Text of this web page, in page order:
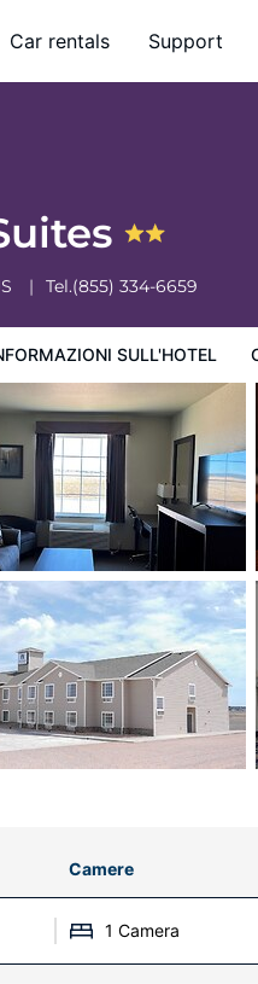
Car rentals Support
Tel.(855) 334-6659
SULL'HOTEL
Camere
1 Camera